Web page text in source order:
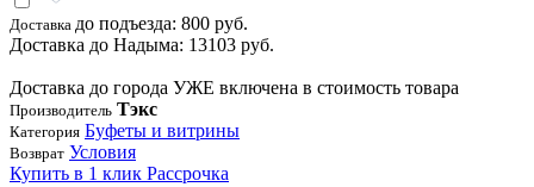
Доставка до подъезда: 800 руб.
Доставка до Надыма: 13103 руб.
Доставка до города УЖЕ включена в стоимость товара
Производитель Тэкс
Категория Буфеты и витрины
Возврат Условия
Купить в 1 клик Рассрочка